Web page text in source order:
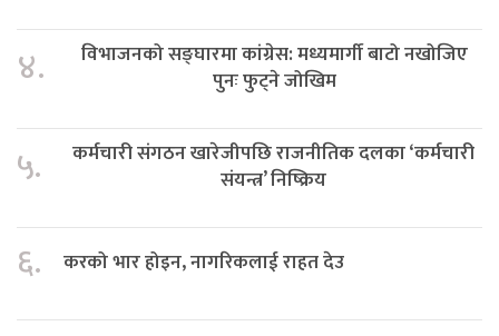
४.
विभाजनको सङ्घारमा कांग्रेस: मध्यमार्गी बाटो नखोजिए
पुनः फुट्ने जोखिम
५.
कर्मचारी संगठन खारेजीपछि राजनीतिक दलका ‘कर्मचारी
संयन्त्र’ निष्क्रिय
६. करको भार होइन, नागरिकलाई राहत देउ